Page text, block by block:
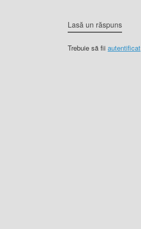
Lasă un răspuns
Trebuie să fii autentificat